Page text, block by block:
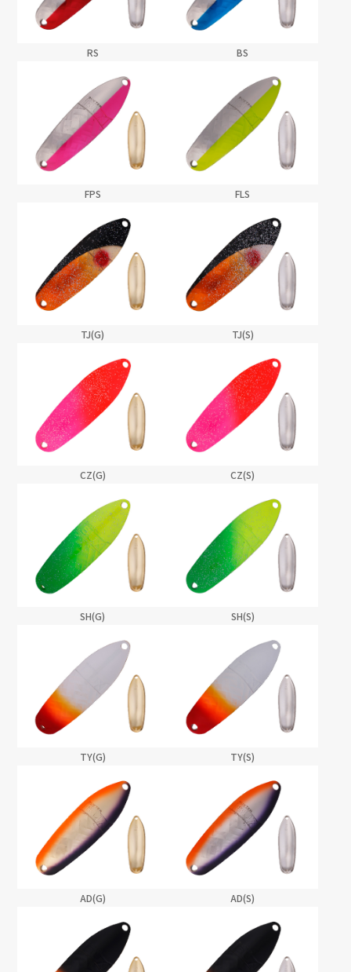
RS BS
FPS FLS
TJ(G) TJ(S)
CZ(G) CZ(S)
SH(G) SH(S)
TY(G) TY(S)
AD(G) AD(S)